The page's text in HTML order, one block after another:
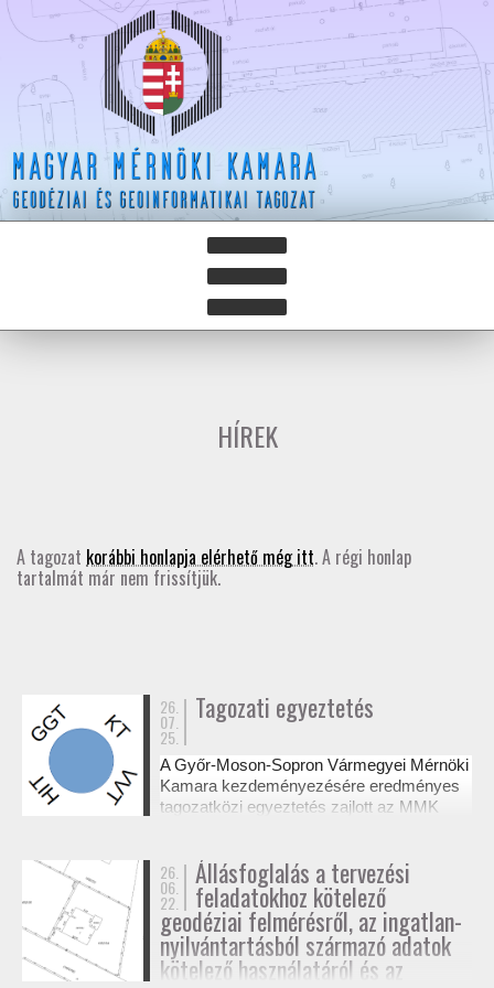
TOVÁBBKÉPZÉSEK
ELNÖKSÉG
MUNKATERVEK, BESZÁMOLÓK
HATÁROZATOK
JOGSZABÁLYOK, SZABÁLYZATOK, SZABVÁNYOK
NÉVJEGYZÉK
SEGÉDLETEK / FAP
HÍREK
A tagozat korábbi honlapja elérhető még itt. A régi honlap
tartalmát már nem frissítjük.
26.
07.
25.
Tagozati egyeztetés
A Győr-Moson-Sopron Vármegyei Mérnöki
Kamara kezdeményezésére eredményes
tagozatközi egyeztetés zajlott az MMK
dokumentációk jogosultsági kérdéseiről. A
résztvevő tagozatok a 327/2015. (XI. 10.)
Korm. rendelet alapján tisztázták a
kompetenciahatárokat, és a jövőben közös
workshopok formájában folytatják a
szakmai együttműködést.
26.
06.
22.
Állásfoglalás a tervezési
feladatokhoz kötelező
geodéziai felmérésről, az ingatlan-
nyilvántartásból származó adatok
kötelező használatáról és az